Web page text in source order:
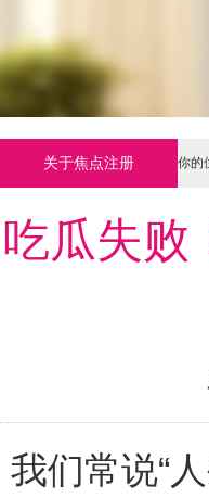
关于焦点注册 你的
吃瓜失败
我们常说“